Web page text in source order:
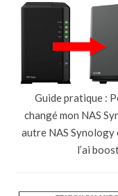
Guide pratique :
changé mon NAS
autre NAS Synology
l’ai